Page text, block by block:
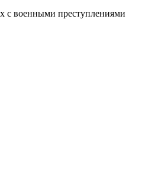
с военными преступлениями